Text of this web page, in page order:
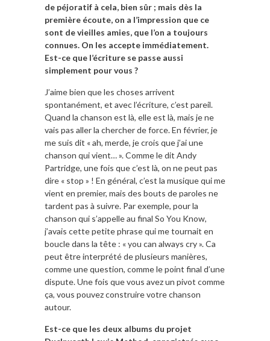
de péjoratif à cela, bien sûr ; mais dès la
première écoute, on a l’impression que ce
sont de vieilles amies, que l’on a toujours
connues. On les accepte immédiatement.
Est-ce que l’écriture se passe aussi
simplement pour vous ?
J’aime bien que les choses arrivent
spontanément, et avec l’écriture, c’est pareil.
Quand la chanson est là, elle est là, mais je ne
vais pas aller la chercher de force. En février, je
me suis dit « ah, merde, je crois que j’ai une
chanson qui vient… ». Comme le dit Andy
Partridge, une fois que c’est là, on ne peut pas
dire « stop » ! En général, c’est la musique qui me
vient en premier, mais des bouts de paroles ne
tardent pas à suivre. Par exemple, pour la
chanson qui s’appelle au final So You Know,
j’avais cette petite phrase qui me tournait en
boucle dans la tête : « you can always cry ». Ca
peut être interprété de plusieurs manières,
comme une question, comme le point final d’une
dispute. Une fois que vous avez un pivot comme
ça, vous pouvez construire votre chanson
autour.
Est-ce que les deux albums du projet